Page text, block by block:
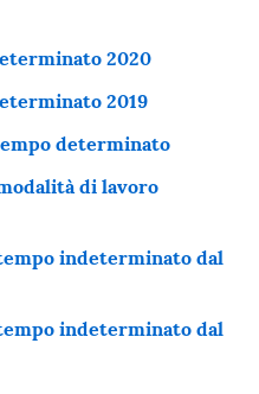
2020
2019
determinato
di lavoro
indeterminato dal
indeterminato dal